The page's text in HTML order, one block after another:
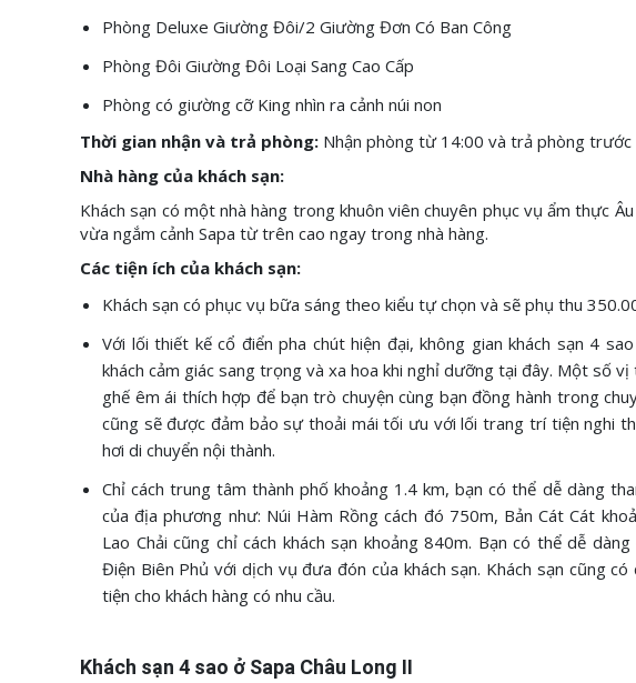
Phòng Deluxe Giường Đôi/2 Giường Đơn Có Ban Công
Phòng Đôi Giường Đôi Loại Sang Cao Cấp
Phòng có giường cỡ King nhìn ra cảnh núi non
Thời gian nhận và trả phòng: Nhận phòng từ 14:00 và trả phòng trước
Nhà hàng của khách sạn:
Khách sạn có một nhà hàng trong khuôn viên chuyên phục vụ ẩm thực
vừa ngắm cảnh Sapa từ trên cao ngay trong nhà hàng.
Các tiện ích của khách sạn:
Khách sạn có phục vụ bữa sáng theo kiểu tự chọn và sẽ phụ thu
Với lối thiết kế cổ điển pha chút hiện đại, không gian khách sạn 4
khách cảm giác sang trọng và xa hoa khi nghỉ dưỡng tại đây. Một số
ghế êm ái thích hợp để bạn trò chuyện cùng bạn đồng hành trong
cũng sẽ được đảm bảo sự thoải mái tối ưu với lối trang trí tiện nghi
hơi di chuyển nội thành.
Chỉ cách trung tâm thành phố khoảng 1.4 km, bạn có thể dễ dàng
của địa phương như: Núi Hàm Rồng cách đó 750m, Bản Cát Cát
Lao Chải cũng chỉ cách khách sạn khoảng 840m. Bạn có thể dễ
Điện Biên Phủ với dịch vụ đưa đón của khách sạn. Khách sạn cũng
tiện cho khách hàng có nhu cầu.
Khách sạn 4 sao ở Sapa Châu Long II